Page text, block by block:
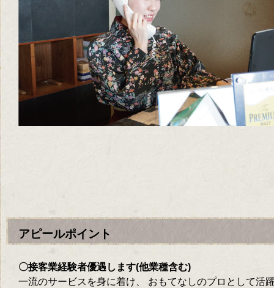
アピールポイント
〇接客業経験者優遇します(他業種含む)
一流のサービスを身に着け、 おもてなしのプロとして活